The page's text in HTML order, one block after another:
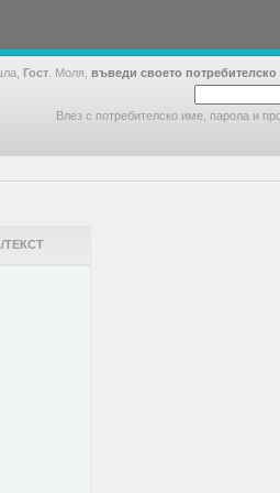
Гост . Моля, въведи своето
Влез с потребителско име, парола и